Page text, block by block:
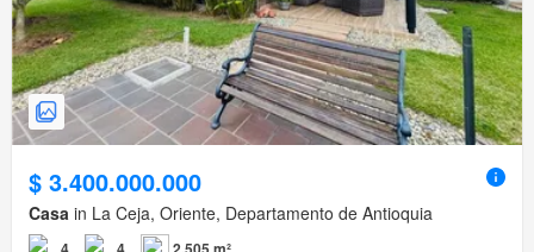
$ 3.400.000.000
Casa in La Ceja, Oriente, Departamento de Antioquia